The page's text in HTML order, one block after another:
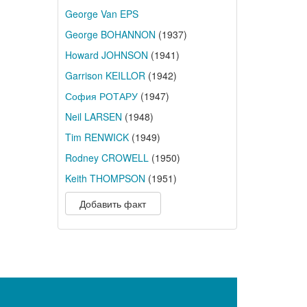
George Van EPS
George BOHANNON (1937)
Howard JOHNSON (1941)
Garrison KEILLOR(1942)
София РОТАРУ(1947)
Neil LARSEN (1948)
Tim RENWICK(1949)
Rodney CROWELL(1950)
Keith THOMPSON (1951)
Добавить факт